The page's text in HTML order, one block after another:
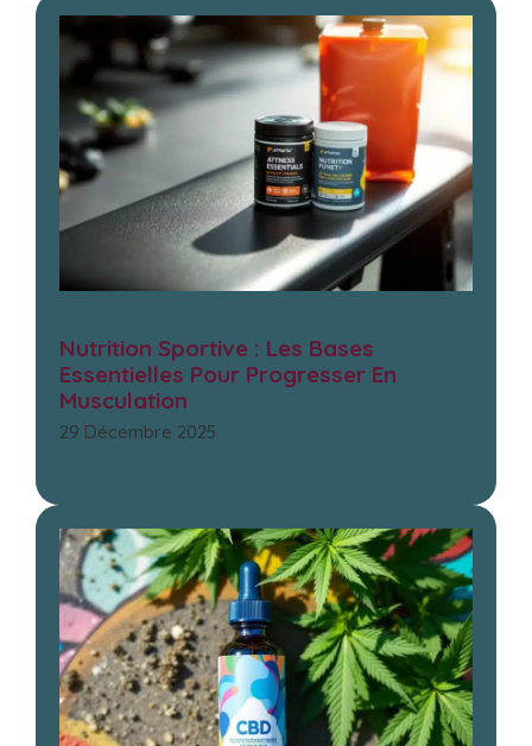
Nutrition Sportive : Les Bases
Essentielles Pour Progresser En
Musculation
29 Décembre 2025